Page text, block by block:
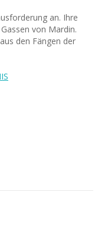
an. Ihre
von Mardin.
den Fängen der